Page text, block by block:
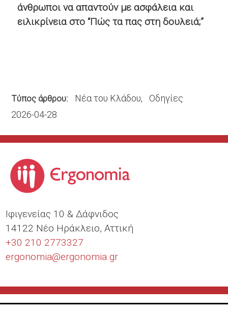
άνθρωποι να απαντούν με ασφάλεια και
ειλικρίνεια στο “Πώς τα πας στη δουλειά;”
Τύπος άρθρου Νέα του Κλάδου
Οδηγίες
2026-04-28
Ιφιγενείας 10 & Δάφνιδος
14122 Νέο Ηράκλειο, Αττική
+30 210 2773327
ergonomia@ergonomia.gr